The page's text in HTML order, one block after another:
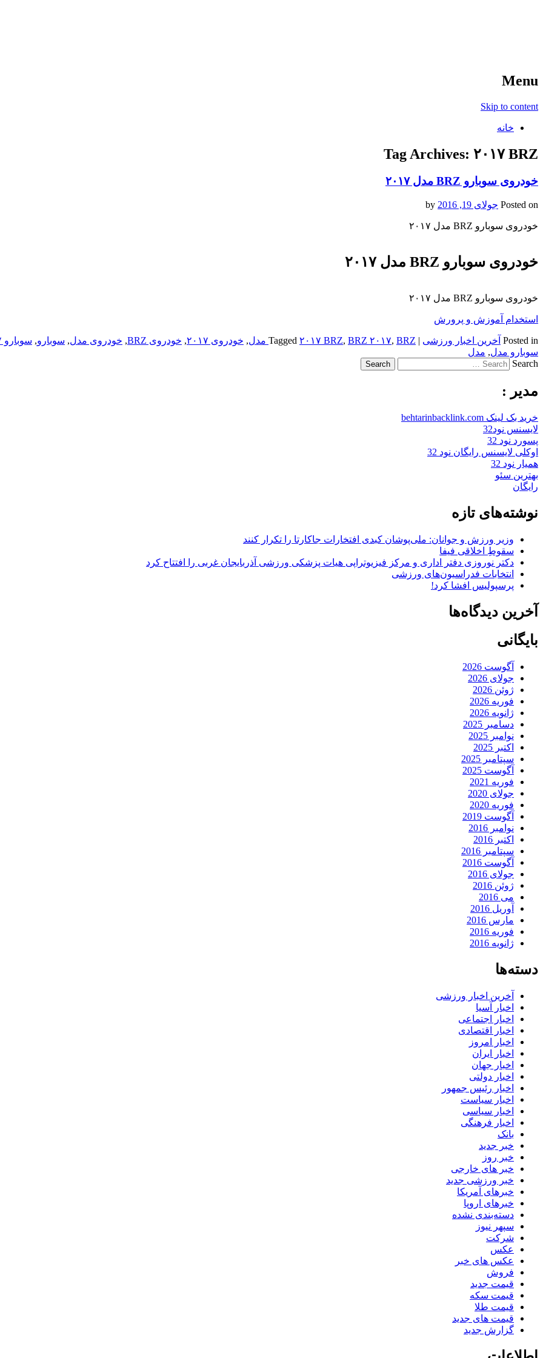
Menu
Skip to content
خانه
Tag Archives: ۲۰۱۷ BRZ
خودروی سوبارو BRZ مدل ۲۰۱۷
Posted on جولای 19, 2016
خودروی سوبارو BRZ مدل ۲۰۱۷
خودروی سوبارو BRZ مدل ۲۰۱۷
خودروی سوبارو BRZ مدل ۲۰۱۷
استخدام آموزش و پرورش
Posted in آخرین اخبار ورزشی |
Tagged ۲۰۱۷ BRZ, BRZ ۲۰۱۷, BRZ مدل , خودروی ۲۰۱۷ , خودروی BRZ , خودروی مدل, سوبارو, سوبارو ۲۰۱۷
سوبارو مدل, مدل
Search
مدیر :
خرید بک لینک behtarinbacklink.com
لایسنس نود32
پسورد نود 32
اوکلی لایسنس رایگان نود 32
همیار نود 32
بهترین سئو
رایگان
نوشته‌های تازه
وزیر ورزش و جوانان: ملی‌پوشان کبدی افتخارات جاکارتا را تکرار کنند
سقوطِ اخلاقی فیفا
دکتر نوروزی دفتر اداری و مرکز فیزیوتراپی هیات پزشکی ورزشی آذربایجان غربی را افتتاح کرد
انتخابات فدراسیون‌های ورزشی
پرسپولیس افشا کرد!
آخرین دیدگاه‌ها
بایگانی
آگوست 2026
جولای 2026
ژوئن 2026
فوریه 2026
ژانویه 2026
دسامبر 2025
نوامبر 2025
اکتبر 2025
سپتامبر 2025
آگوست 2025
فوریه 2021
جولای 2020
فوریه 2020
آگوست 2019
نوامبر 2016
اکتبر 2016
سپتامبر 2016
آگوست 2016
جولای 2016
ژوئن 2016
می 2016
آوریل 2016
مارس 2016
فوریه 2016
ژانویه 2016
دسته‌ها
آخرین اخبار ورزشی
اخبار آسیا
اخبار اجتماعی
اخبار اقتصادی
اخبار امروز
اخبار ایران
اخبار جهان
اخبار دولتی
اخبار رئیس جمهور
اخبار سیاست
اخبار سیاسی
اخبار فرهنگی
بانک
خبر جدید
خبر روز
خبر های خارجی
خبر ورزشی جدید
خبرهای آمریکا
خبرهای اروپا
دسته‌بندی نشده
سپهر نیوز
شرکت
عکس
عکس های خبر
فروش
قیمت جدید
قیمت سکه
قیمت طلا
قیمت های جدید
گزارش جدید